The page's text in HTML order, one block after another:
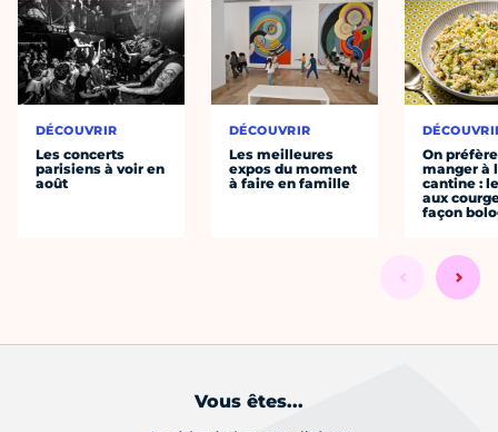
DÉCOUVRIR
Les concerts
parisiens à voir en
août
DÉCOUVRIR
Les meilleures
expos du moment
à faire en famille
On préfère
manger à
cantine :
aux
façon
Vous êtes...